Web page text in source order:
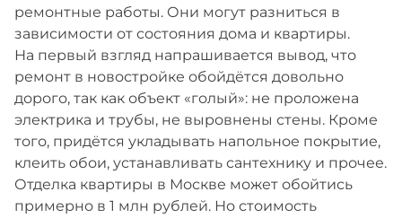
ремонтные работы. Они могут разниться в
зависимости от состояния дома и квартиры.
На первый взгляд напрашивается вывод, что
ремонт в новостройке обойдётся довольно
дорого, так как объект «голый»: не проложена
электрика и трубы, не выровнены стены. Кроме
того, придётся укладывать напольное покрытие,
клеить обои, устанавливать сантехнику и прочее.
Отделка квартиры в Москве может обойтись
примерно в 1 млн рублей. Но стоимость